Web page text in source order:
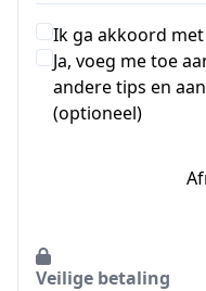
Ik ga akkoord
Ja, voeg me toe
andere tips en
(optioneel)
Veilige betaling